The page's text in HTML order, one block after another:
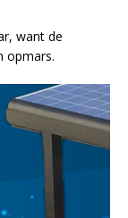
want de
opmars.